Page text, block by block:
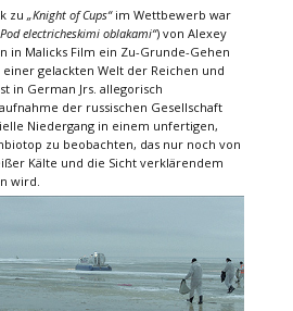
zu „Knight of Cups“im Wettbewerb war
electricheskimi oblakami“) von Alexey
in Malicks Film ein Zu-Grunde-Gehen
gelackten Welt der Reichen und
in German Jrs. allegorisch
der russischen Gesellschaft
Niedergang in einem unfertigen,
zu beobachten, das nur noch von
Kälte und die Sicht verklärendem
wird.